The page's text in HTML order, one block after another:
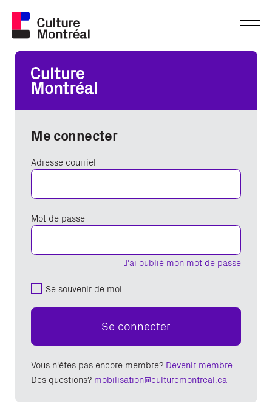
Me connecter
Adresse courriel
J'ai oublié mon mot de passe
Mot de passe
Se souvenir de moi
Se connecter
Vous n'êtes pas encore membre? Devenir membre
Des questions? mobilisation@culturemontreal.ca